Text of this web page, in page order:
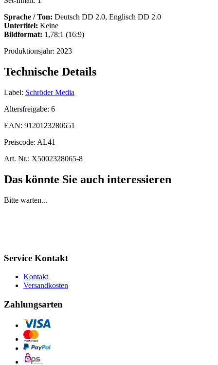
Sprache / Ton: Deutsch DD 2.0, Englisch DD 2.0
Untertitel: Keine
Bildformat: 1,78:1 (16:9)
Produktionsjahr: 2023
Technische Details
Label: Schröder Media
Altersfreigabe: 6
EAN: 9120123280651
Preiscode: AL41
Art. Nr.: X5002328065-8
Das könnte Sie auch interessieren
Bitte warten...
Service Kontakt
Kontakt
Versandkosten
Zahlungsarten